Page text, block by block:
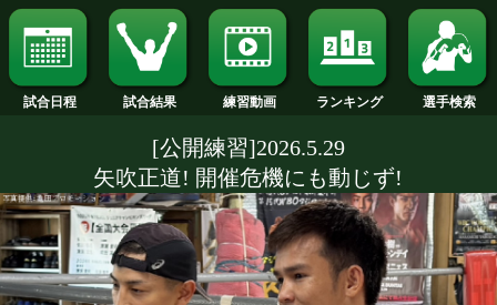
試合結果 練習動画 ランキング
[公開練習]2026.5.29
矢吹正道! 開催危機にも動じず!